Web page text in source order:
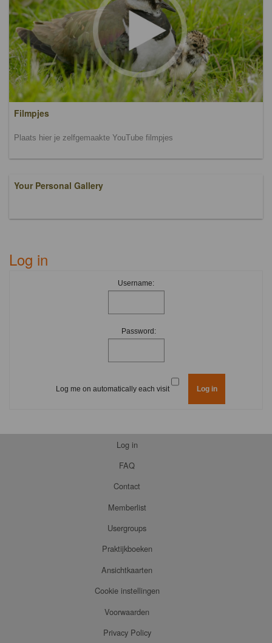
Filmpjes
Plaats hier je zelfgemaakte YouTube filmpjes
Your Personal Gallery
Log in
Username:
Password:
Log me on automatically each visit
Log in
FAQ
Contact
Memberlist
Usergroups
Praktijkboeken
Ansichtkaarten
Cookie instellingen
Voorwaarden
Privacy Policy